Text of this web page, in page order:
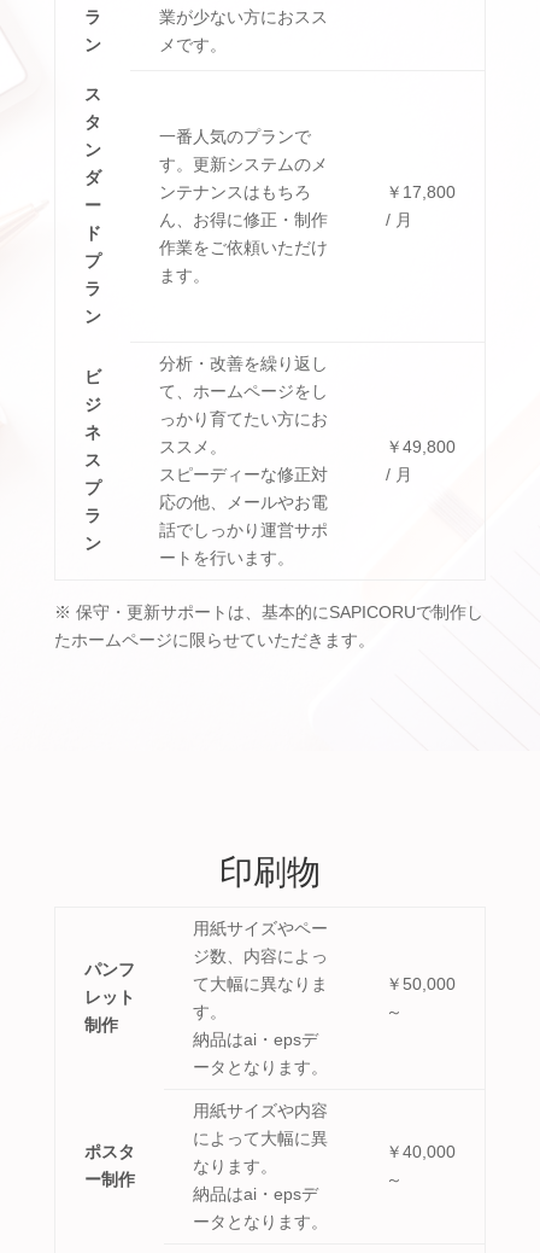
ラ
ン
業が少ない方におスス
メです。
ス
タ
ン
ダ
ー
ド
プ
ラ
ン
一番人気のプランで
す。更新システムのメ
ンテナンスはもちろ
ん、お得に修正・制作
作業をご依頼いただけ
ます。
￥17,800
/ 月
ビ
ジ
ネ
ス
プ
ラ
ン
分析・改善を繰り返し
て、ホームページをし
っかり育てたい方にお
ススメ。
スピーディーな修正対
応の他、メールやお電
話でしっかり運営サポ
ートを行います。
￥49,800
/ 月
※ 保守・更新サポートは、基本的にSAPICORUで制作し
たホームページに限らせていただきます。
印刷物
パンフ
レット
制作
用紙サイズやペー
ジ数、内容によっ
て大幅に異なりま
す。
納品はai・epsデ
ータとなります。
￥50,000
～
ポスタ
ー制作
用紙サイズや内容
によって大幅に異
なります。
納品はai・epsデ
ータとなります。
￥40,000
～